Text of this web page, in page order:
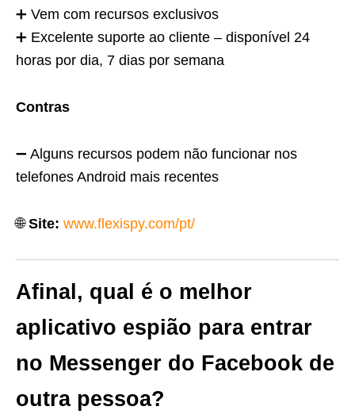
➕ Vem com recursos exclusivos
➕ Excelente suporte ao cliente – disponível 24
horas por dia, 7 dias por semana
Contras
➖ Alguns recursos podem não funcionar nos
telefones Android mais recentes
🌐Site: www.flexispy.com/pt/
Afinal, qual é o melhor
aplicativo espião para entrar
no Messenger do Facebook de
outra pessoa?